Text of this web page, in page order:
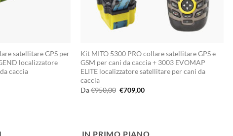
satellitare GPS per
localizzatore
caccia
Kit MITO 5300 PRO collare satellitare GPS e
GSM per cani da caccia + 3003 EVOMAP
ELITE localizzatore satellitare per cani da
caccia
Da€950,00 Il
prezzo
€709,00Il
IN PRIMO PIANO